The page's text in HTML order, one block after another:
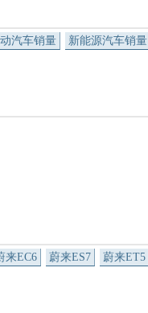
汽车销量 新能源汽车销量
来EC6 蔚来ES7 蔚来ET5